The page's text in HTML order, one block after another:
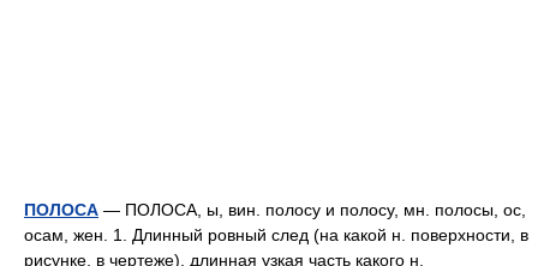
ПОЛОСА — ПОЛОСА, ы, вин. полосу и полосу, мн. полосы, ос,
осам, жен. 1. Длинный ровный след (на какой н. поверхности, в
рисунке, в чертеже), длинная узкая часть какого н.